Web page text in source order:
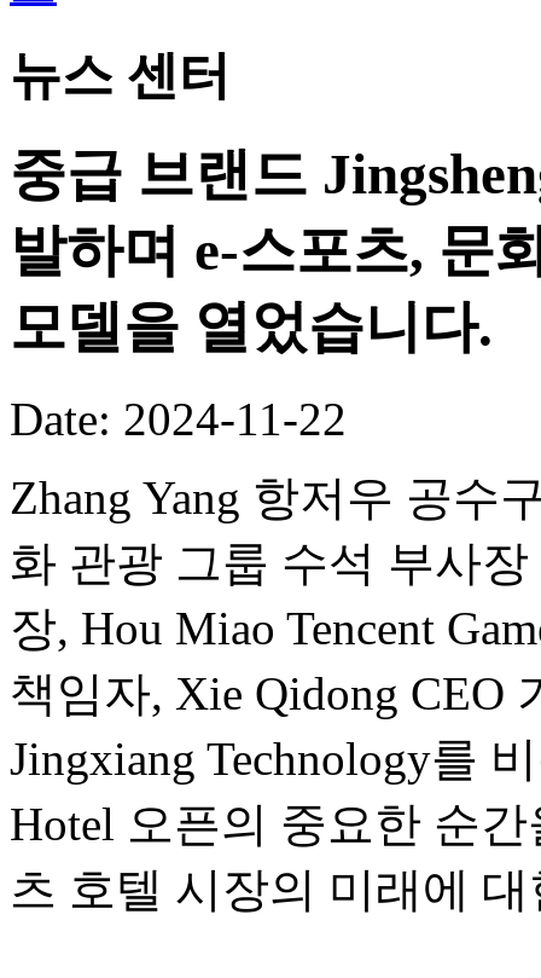
뉴스 센터
중급 브랜드
발하며 e-스포츠, 문
모델을 열었습니다.
Date: 2024-11-22
Zhang Yang 항저우 공수
화 관광 그룹 수석 부사장
장, Hou Miao Tencent
책임자, Xie Qidong CEO
Jingxiang Technology를
Hotel 오픈의 중요한 순
츠 호텔 시장의 미래에